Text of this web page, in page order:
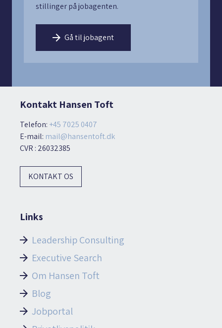
stillinger på jobagenten.
Gå til jobagent
Kontakt Hansen Toft
Telefon: +45 7025 0407
E-mail: mail@hansentoft.dk
CVR : 26032385
KONTAKT OS
Links
Leadership Consulting
Executive Search
Om Hansen Toft
Blog
Jobportal